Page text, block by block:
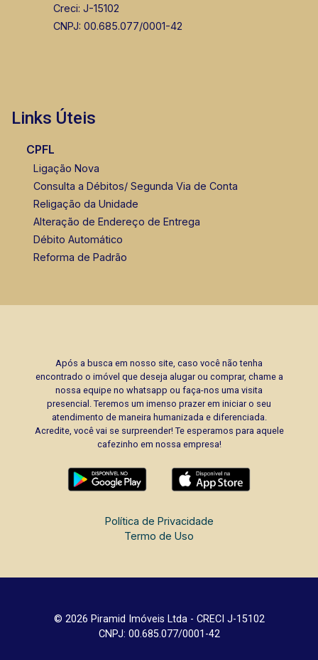
Creci: J-15102
CNPJ: 00.685.077/0001-42
Links Úteis
CPFL
Ligação Nova
Consulta a Débitos/ Segunda Via de Conta
Religação da Unidade
Alteração de Endereço de Entrega
Débito Automático
Reforma de Padrão
Após a busca em nosso site, caso você não tenha
encontrado o imóvel que deseja alugar ou comprar, chame a
nossa equipe no whatsapp ou faça-nos uma visita
presencial. Teremos um imenso prazer em iniciar o seu
atendimento de maneira humanizada e diferenciada.
Acredite, você vai se surpreender! Te esperamos para aquele
cafezinho em nossa empresa!
Política de Privacidade
Termo de Uso
© 2026 Piramid Imóveis Ltda - CRECI J-15102
CNPJ: 00.685.077/0001-42